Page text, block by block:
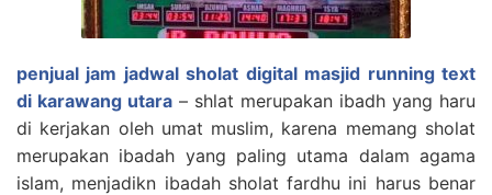
penjual jam jadwal sholat digital masjid running text
di karawang utara – shlat merupakan ibadh yang haru
di kerjakan oleh umat muslim, karena memang sholat
merupakan ibadah yang paling utama dalam agama
islam, menjadikn ibadah sholat fardhu ini harus benar